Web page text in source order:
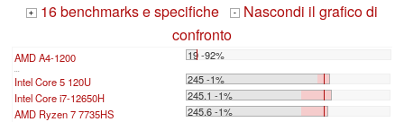
+ 16 benchmarks e specifiche -
Nascondi il grafico di
confronto
AMD A4-1200 19 -92%
...
Intel Core 5 120U
245 -1%
Intel Core i7-12650H
245.1 -1%
AMD Ryzen 7 7735HS
245.6 -1%